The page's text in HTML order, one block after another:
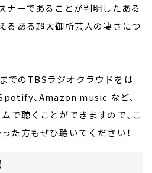
ナーであることが判明したある
るある超大御所芸人の凄さにつ
でのTBSラジオクラウドをは
、Amazon music など、
で聴くことができますので、こ
た方もぜひ聴いてください！